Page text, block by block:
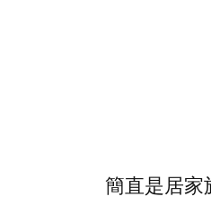
簡直是居家